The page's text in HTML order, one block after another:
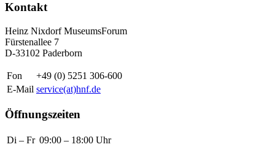
Kontakt
Heinz Nixdorf MuseumsForum
Fürstenallee 7
D-33102 Paderborn
Fon
+49 (0) 5251 306-600
E-Mail service(at)hnf.de
Öffnungszeiten
Di – Fr 09:00 – 18:00 Uhr